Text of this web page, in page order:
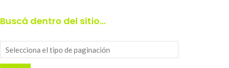
Buscá dentro del sitio…